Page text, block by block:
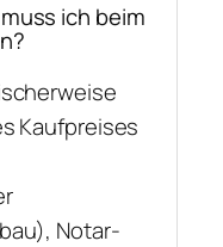
ich beim
Kaufpreises
Notar-